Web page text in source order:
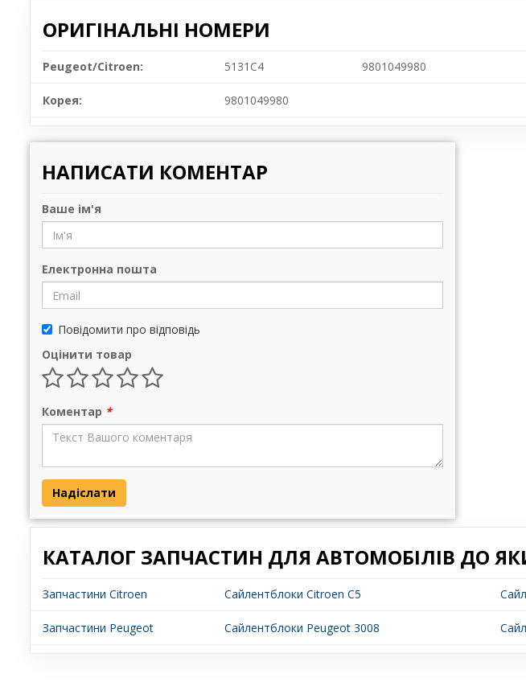
ОРИГІНАЛЬНІ НОМЕРИ
Peugeot/Citroen: 5131C4 9801049980
Корея: 9801049980
НАПИСАТИ КОМЕНТАР
Ваше ім'я
Електронна пошта
Повідомити про відповідь
Оцінити товар
Коментар *
Надіслати
КАТАЛОГ ЗАПЧАСТИН ДЛЯ АВТОМОБІЛІВ ДО
Запчастини Citroen Сайлентблоки Citroen C5
Запчастини Peugeot Сайлентблоки Peugeot 3008